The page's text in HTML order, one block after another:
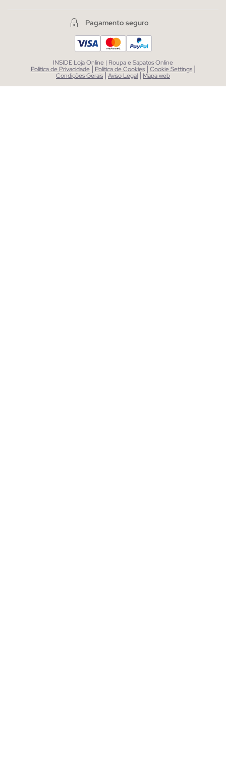
Pagamento seguro
INSIDE Loja Online | Roupa e Sapatos Online
Política de Privacidade | Política de Cookies | Cookie Settings |
Condições Gerais|Aviso Legal| Mapa web